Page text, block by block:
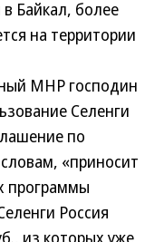
Байкал, более
на территории
МНР господин
Селенги
по
«приносит
программы
Россия
из которых уже